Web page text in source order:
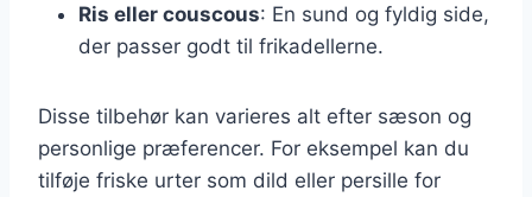
Ris eller couscous: En sund og fyldig side,
der passer godt til frikadellerne.
Disse tilbehør kan varieres alt efter sæson og
personlige præferencer. For eksempel kan du
tilføje friske urter som dild eller persille for